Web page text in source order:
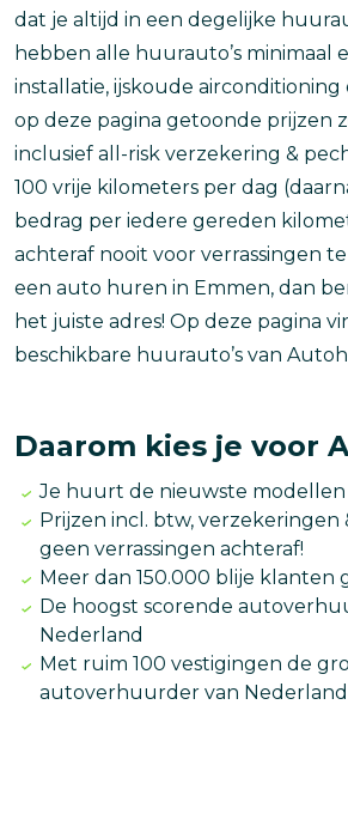
dat je altijd in een degelijke
hebben alle huurauto’s minimaal
installatie, ijskoude airconditioning
op deze pagina getoonde prijzen
inclusief all-risk verzekering &
100 vrije kilometers per dag
bedrag per iedere gereden
achteraf nooit voor verrassingen
een auto huren in Emmen, dan
het juiste adres! Op deze pagina
beschikbare huurauto’s van
Daarom kies je voor
Je huurt de nieuwste modellen
Prijzen incl. btw, verzekeringen
geen verrassingen achteraf!
Meer dan 150.000 blije klanten
De hoogst scorende
Nederland
Met ruim 100 vestigingen de
autoverhuurder van Nederland